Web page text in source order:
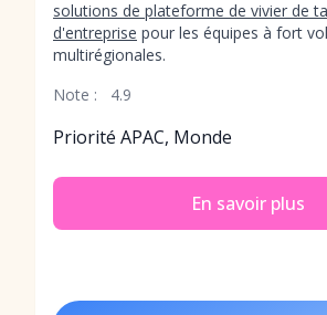
solutions de plateforme de vivier de
d'entreprise pour les équipes à fort
multirégionales.
Note :
4.9
Priorité APAC, Monde
En savoir plus